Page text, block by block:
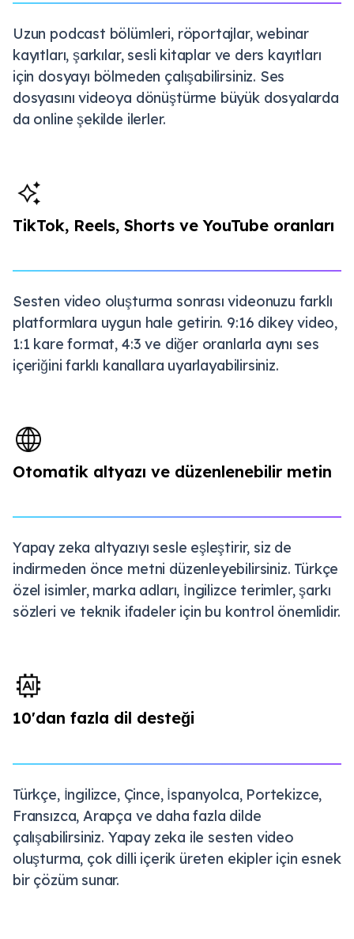
Uzun podcast bölümleri, röportajlar, webinar
kayıtları, şarkılar, sesli kitaplar ve ders kayıtları
için dosyayı bölmeden çalışabilirsiniz. Ses
dosyasını videoya dönüştürme büyük dosyalarda
da online şekilde ilerler.
TikTok, Reels, Shorts ve YouTube oranları
Sesten video oluşturma sonrası videonuzu farklı
platformlara uygun hale getirin. 9:16 dikey video,
1:1 kare format, 4:3 ve diğer oranlarla aynı ses
içeriğini farklı kanallara uyarlayabilirsiniz.
Otomatik altyazı ve düzenlenebilir metin
Yapay zeka altyazıyı sesle eşleştirir, siz de
indirmeden önce metni düzenleyebilirsiniz. Türkçe
özel isimler, marka adları, İngilizce terimler, şarkı
sözleri ve teknik ifadeler için bu kontrol önemlidir.
10'dan fazla dil desteği
Türkçe, İngilizce, Çince, İspanyolca, Portekizce,
Fransızca, Arapça ve daha fazla dilde
çalışabilirsiniz. Yapay zeka ile sesten video
oluşturma, çok dilli içerik üreten ekipler için esnek
bir çözüm sunar.